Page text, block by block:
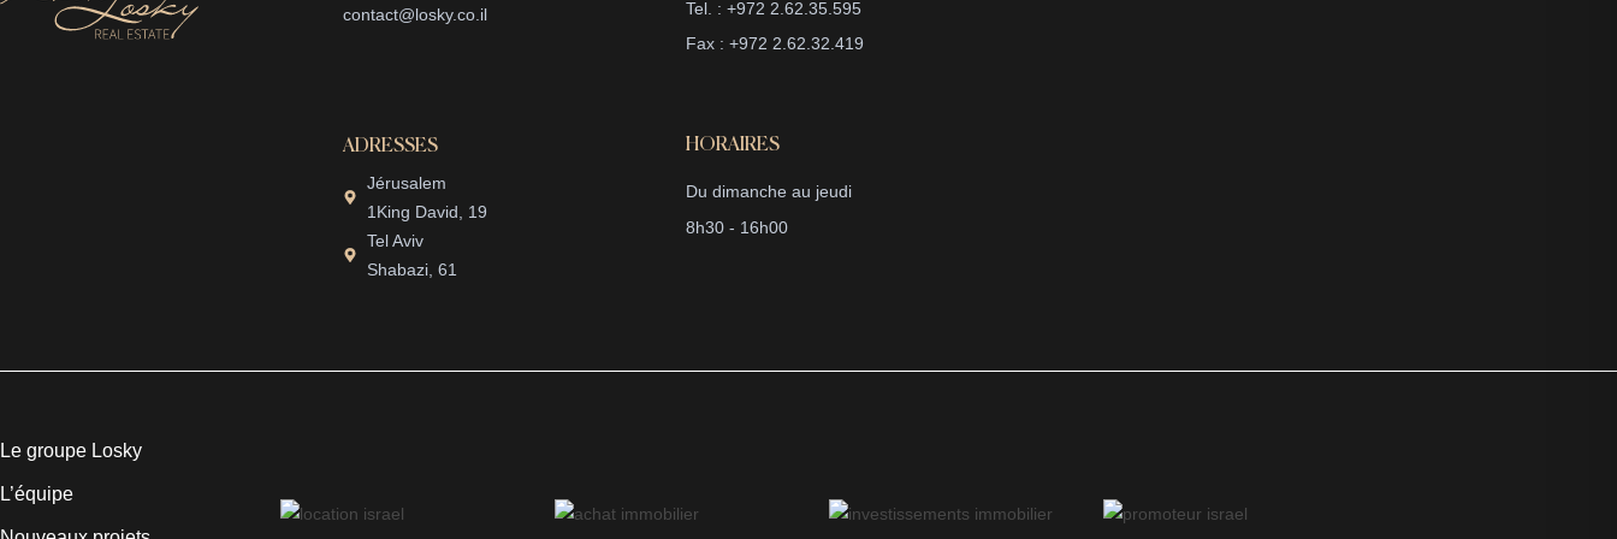
contact@losky.co.il
ADRESSES
Jérusalem
1King David, 19
Tel Aviv
Shabazi, 61
Tel. : +972 2.62.35.595
Fax : +972 2.62.32.419
HORAIRES
Du dimanche au jeudi
8h30 - 16h00
Le groupe Losky
L’équipe